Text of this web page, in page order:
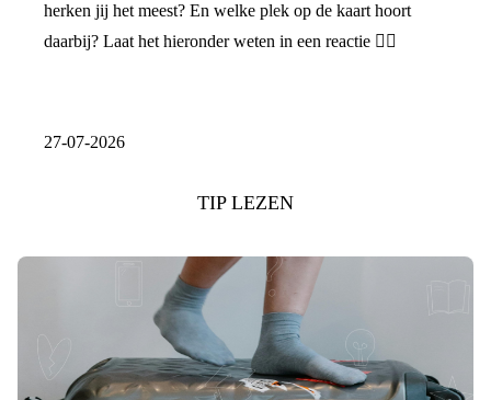
herken jij het meest? En welke plek op de kaart hoort
daarbij? Laat het hieronder weten in een reactie 👇🏼
27-07-2026
TIP LEZEN